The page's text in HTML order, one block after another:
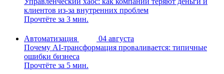
клиентов из-за внутренних проблем
Прочтёте за 3 мин.
Автоматизация
04 августа
Почему AI-трансформация проваливается: типичные
ошибки бизнеса
Прочтёте за 5 мин.